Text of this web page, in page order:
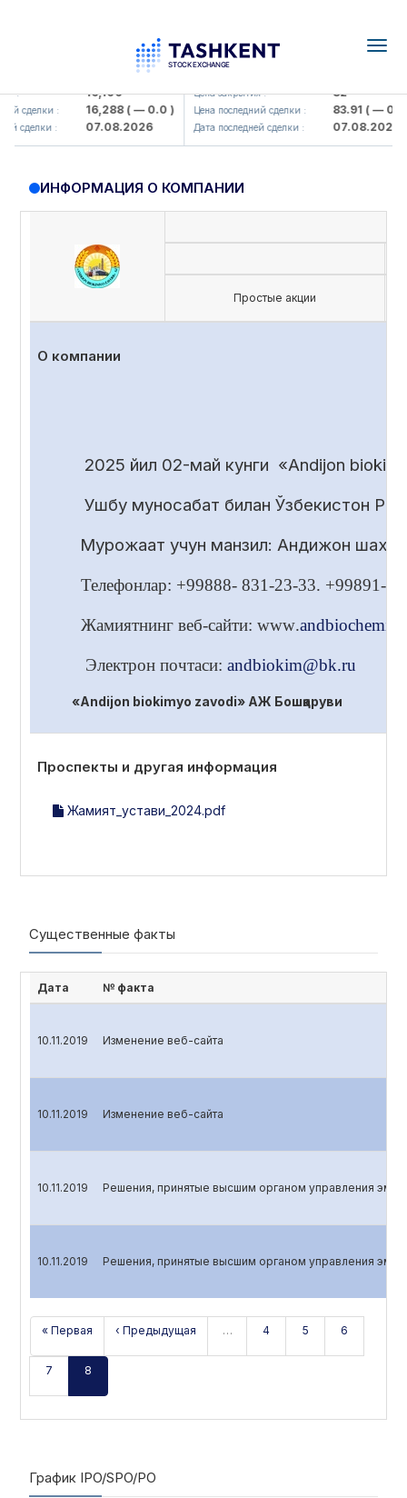
: 16,100
сделки : 16,288( — 0.0 )
сделки : 07.08.2026
KFSK (<Kafolat sug'urta
Цена закрытия : 82
Цена последний сделки : 83.91( — 0.0 )
Дата последней сделки : 07.08.2026
ИНФОРМАЦИЯ О КОМПАНИИ
Простые акции
О компании
2025 йил 02-май кунги «Andijon
Ушбу муносабат билан Ўзбекистон
Мурожаат учун манзил: Андижон
Телефонлар: +99888- 831-23-33. +99891-
Жамиятнинг веб-сайти: www.
Электрон почтаси: andbiokim@bk.ru
«Andijon biokimyo zavodi» АЖ Бошқаруви
Проспекты и другая информация
Жамият_устави_2024.pdf
Существенные факты
Дата № факта
10.11.2019 Изменение веб-сайта
10.11.2019 Изменение веб-сайта
10.11.2019 Решения, принятые высшим органом управления
10.11.2019 Решения, принятые высшим органом управления
« Первая ‹ Предыдущая … 4 5 6
7 8
График IPO/SPO/PO